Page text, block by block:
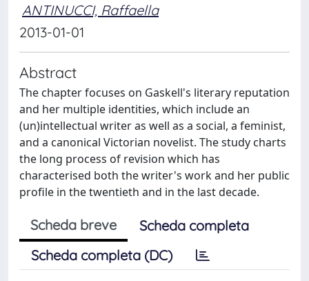
ANTINUCCI, Raffaella
2013-01-01
Abstract
The chapter focuses on Gaskell's literary reputation
and her multiple identities, which include an
(un)intellectual writer as well as a social, a feminist,
and a canonical Victorian novelist. The study charts
the long process of revision which has
characterised both the writer's work and her public
profile in the twentieth and in the last decade.
Scheda breve
Scheda completa
Scheda completa (DC)